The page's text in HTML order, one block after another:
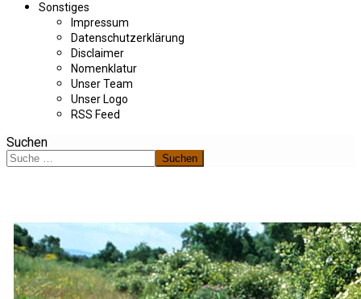
Sonstiges
Impressum
Datenschutzerklärung
Disclaimer
Nomenklatur
Unser Team
Unser Logo
RSS Feed
Suchen
Suchen